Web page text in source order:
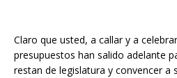
Claro que usted, a callar y a
presupuestos han salido adelante
restan de legislatura y convencer a